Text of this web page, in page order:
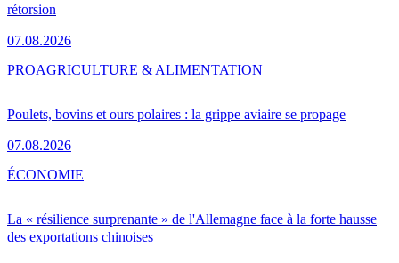
rétorsion
07.08.2026
Poulets, bovins et ours polaires : la grippe aviaire se propage
07.08.2026
PROAGRICULTURE & ALIMENTATION
La « résilience surprenante » de l'Allemagne face à la forte hausse
des exportations chinoises
ÉCONOMIE